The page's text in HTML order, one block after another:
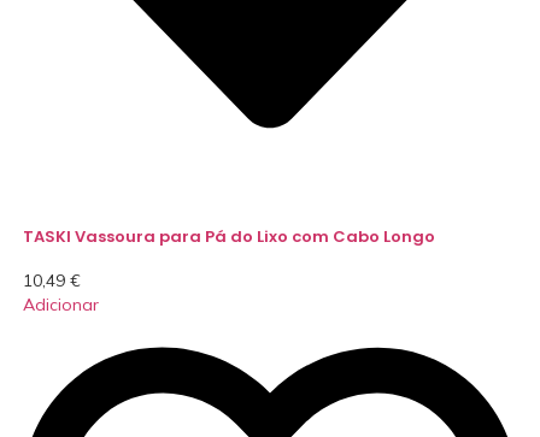
TASKI Vassoura para Pá do Lixo com Cabo Longo
10,49 €
Adicionar